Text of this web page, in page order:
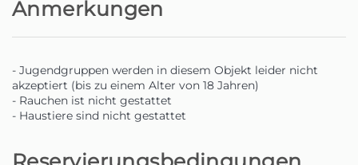
Sie sind hier genau richtig.
wunderschönen Insel Madeira.
Anmerkungen
- Jugendgruppen werden in diesem Objekt leider nicht
akzeptiert (bis zu einem Alter von 18 Jahren)
- Rauchen ist nicht gestattet
- Haustiere sind nicht gestattet